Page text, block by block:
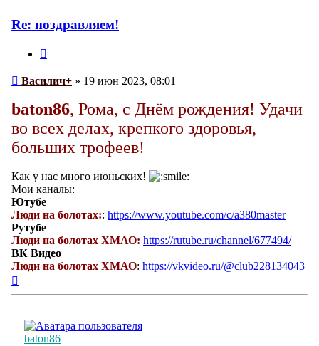
Re: поздравляем!
Сообщение
Василич+ » 19 июн 2023, 08:01
baton86, Рома, с Днём рождения! Удачи
во всех делах, крепкого здоровья,
больших трофеев!
Как у нас много июньских!
Мои каналы:
Ютубе
Люди на болотах:: https://www.youtube.com/c/a380master
Рутубе
Люди на болотах ХМАО: https://rutube.ru/channel/677494/
ВК Видео
Люди на болотах ХМАО: https://vkvideo.ru/@club228134043
к
baton86